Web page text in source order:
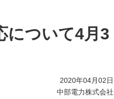
について4月3
2020年04月02日
中部電力株式会社